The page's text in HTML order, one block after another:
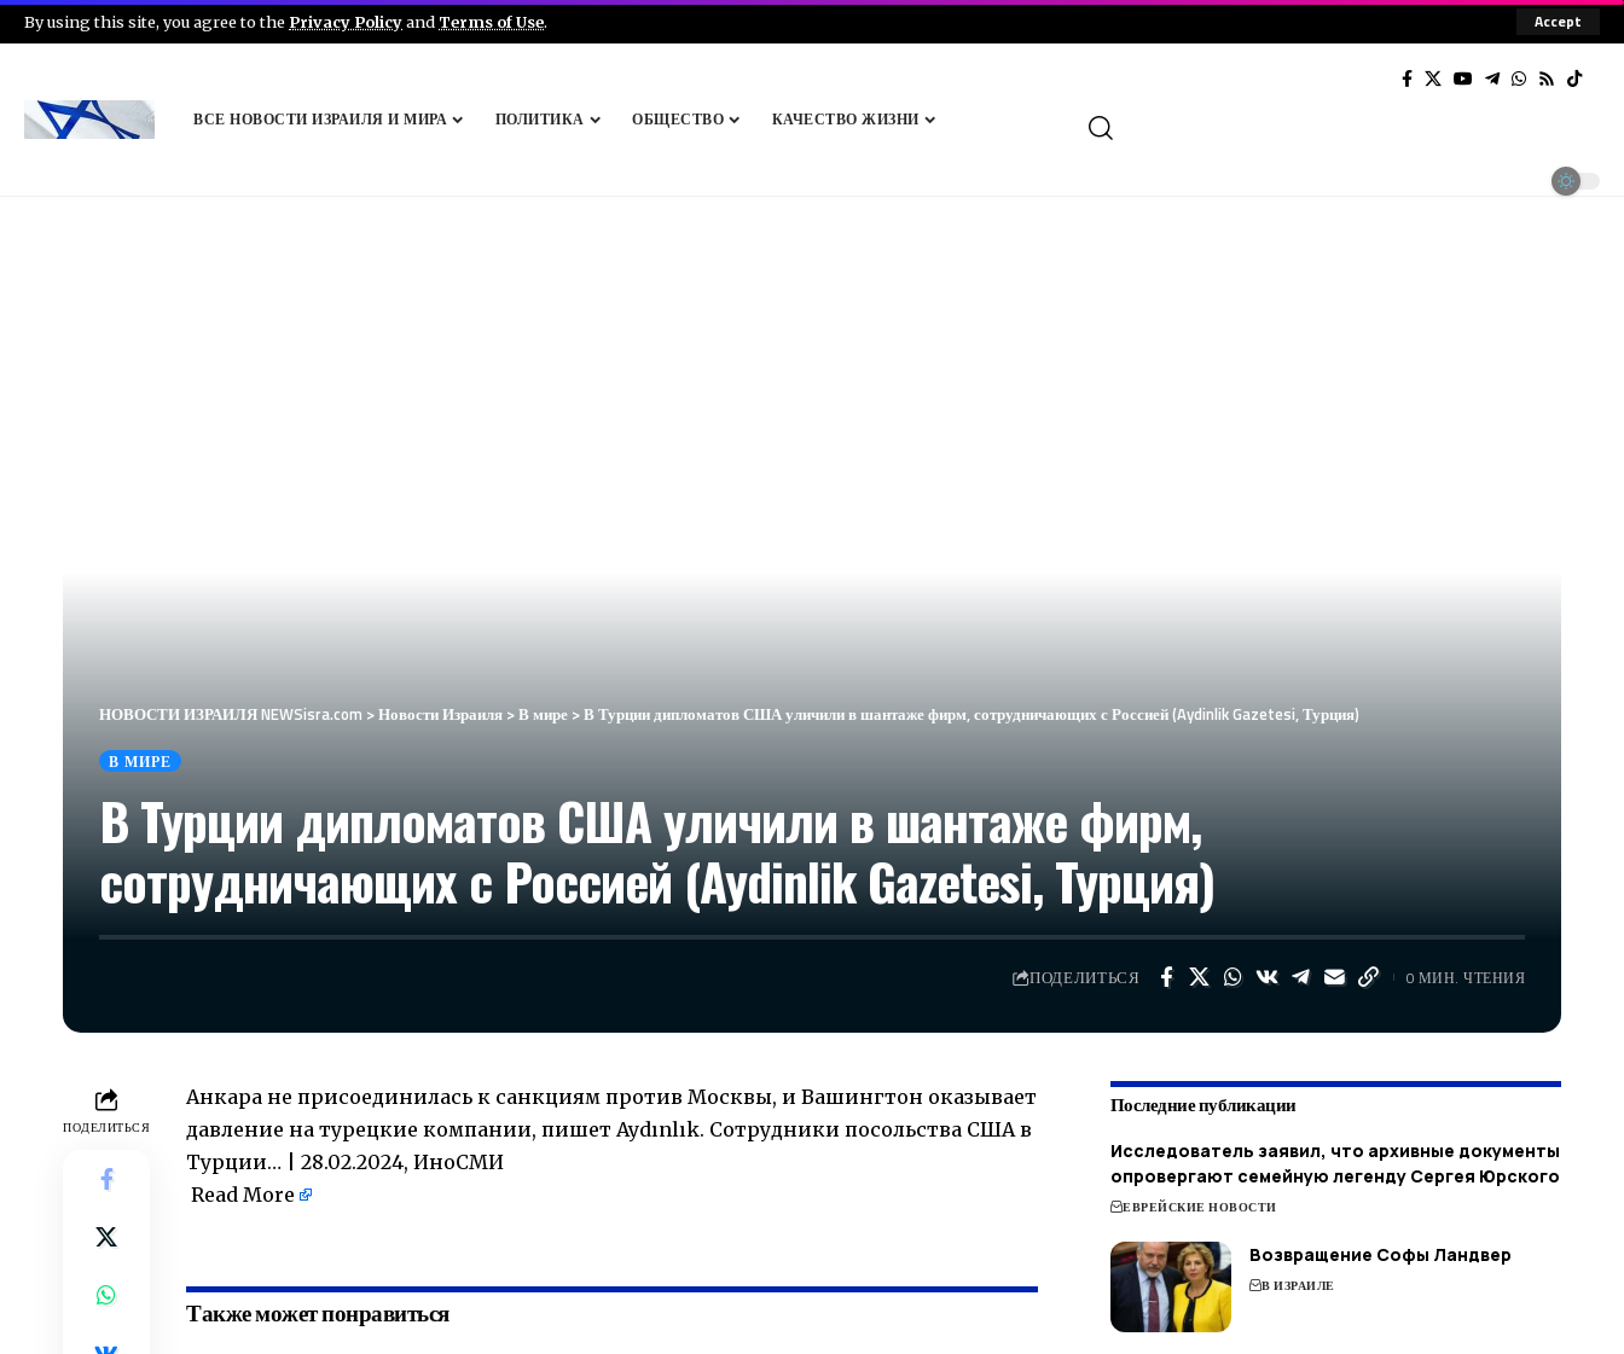
By using this site, you agree to the Privacy Policyand Terms of Use. Accept
ВСЕ НОВОСТИ ИЗРАИЛЯ И МИРА ПОЛИТИКА ОБЩЕСТВО КАЧЕСТВО ЖИЗНИ
НОВОСТИ ИЗРАИЛЯ NEWSisra.com >Новости Израиля >В мире >В Турции дипломатов США уличили в шантаже фирм, сотрудничающих с Россией (Aydinlik Gazetesi, Турция)
В МИРЕ
В Турции дипломатов США уличили в шантаже фирм,
сотрудничающих с Россией (Aydinlik Gazetesi, Турция)
ПОДЕЛИТЬСЯ 0 МИН. ЧТЕНИЯ
ПОДЕЛИТЬСЯ
Анкара не присоединилась к санкциям против Москвы, и Вашингтон оказывает
давление на турецкие компании, пишет Aydınlık. Сотрудники посольства США в
Турции… | 28.02.2024, ИноСМИ
Read More
Также может понравиться
Последние публикации
Исследователь заявил, что архивные документы
опровергают семейную легенду Сергея Юрского
ЕВРЕЙСКИЕ НОВОСТИ
Возвращение Софы Ландвер
В ИЗРАИЛЕ